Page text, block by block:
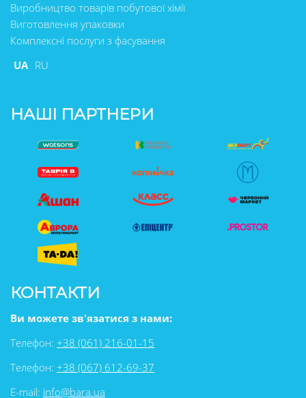
Виробництво товарів побутової хімії
Виготовлення упаковки
Комплексні послуги з фасування
UA RU
НАШІ ПАРТНЕРИ
КОНТАКТИ
Ви можете зв'язатися з нами:
Телефон: +38 (061) 216-01-15
Телефон: +38 (067) 612-69-37
E-mail: info@bara.ua